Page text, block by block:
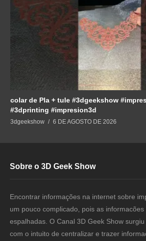
colar de Pla + tule #3dgeekshow
#3dprinting #impresion3d
3dgeekshow 6 DE AGOSTO DE 2026
Sobre o 3D Geek Show
Encontrar informações na internet sobre
um pouco complicado, pois as
espalhadas. O Canal 3D Geek Show surgiu
com o intuito de centralizar e trazer